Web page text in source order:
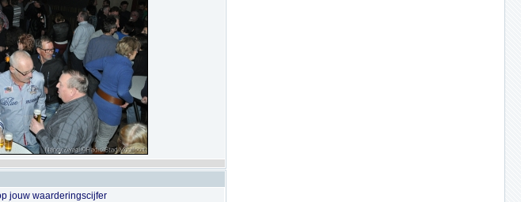
jouw waarderingscijfer